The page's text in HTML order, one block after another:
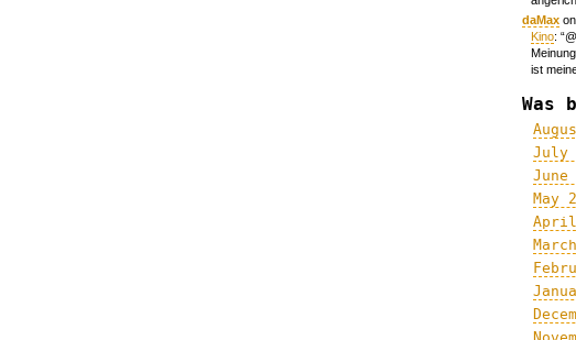
daMax
Kino: “
ist
Was
July
June
May
April